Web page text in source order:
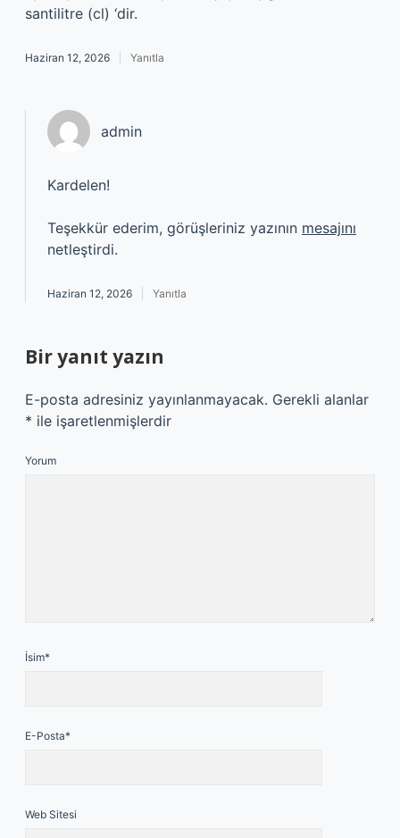
santilitre (cl) ‘dir.
Haziran 12, 2026 Yanıtla
admin
Kardelen!
Teşekkür ederim, görüşleriniz yazının mesajını
netleştirdi.
Haziran 12, 2026 Yanıtla
Bir yanıt yazın
E-posta adresiniz yayınlanmayacak. Gerekli alanlar
* ile işaretlenmişlerdir
Yorum
İsim*
E-Posta*
Web Sitesi